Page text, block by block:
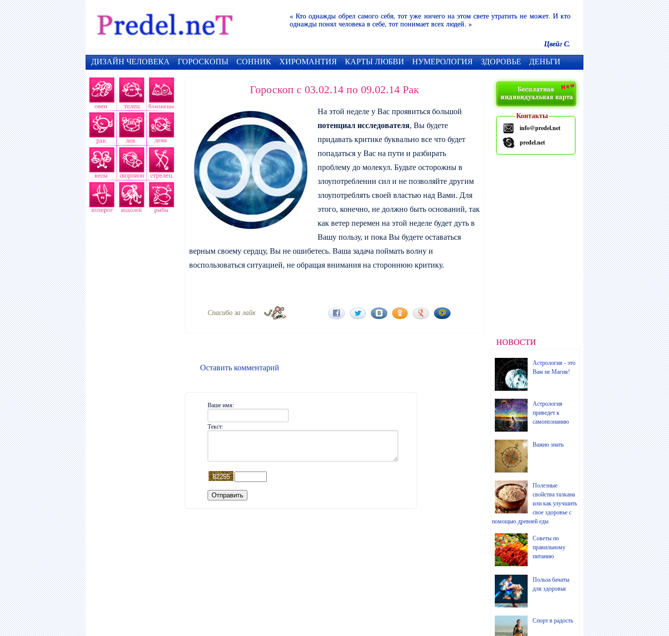
« Кто однажды обрел самого себя, тот уже ничего на этом свете утратить не может. И кто
однажды понял человека в себе, тот понимает всех людей. »
Цвейг С.
ДИЗАЙН ЧЕЛОВЕКА ГОРОСКОПЫ СОННИК ХИРОМАНТИЯ КАРТЫ ЛЮБВИ НУМЕРОЛОГИЯ ЗДОРОВЬЕ ДЕНЬГИ
Гороскоп с 03.02.14 по 09.02.14 Рак
На этой неделе у Вас проявиться большой
потенциал исследователя, Вы будете
придавать критике буквально все что будет
попадаться у Вас на пути и разбирать
проблему до молекул. Будьте осторожны в
злоупотреблении сил и не позволяйте другим
злоупотреблять своей властью над Вами. Для
этого, конечно, не должно быть оснований, так
как ветер перемен на этой неделе будет дуть в
Вашу пользу, и пока Вы будете оставаться
верным своему сердцу, Вы не ошибетесь. Ваша задача поймать волну и
воспользоваться ситуацией, не обращая внимания на стороннюю критику.
Cпасибо за лайк
Оставить комментарий
Ваше имя:
Текст:
Контакты
info@predel.net
predel.net
НОВОСТИ
Астрология - это
Вам не Магия!
Астрология
приведет к
самопознанию
Важно знать
Полезные
свойства талкана
или как улучшить
свое здоровье с
помощью древней еды
Советы по
правильному
питанию
Польза бачаты
для здоровья
Спорт в радость